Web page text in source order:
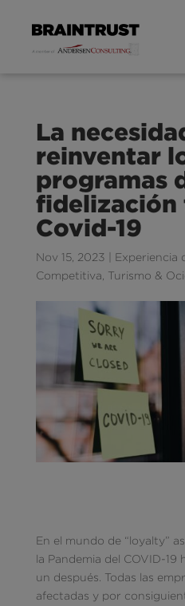
La
reinventar
programas
fidelización
Covid-19
Nov 15, 2023 Experiencia
Competitiva Turismo &
En el mundo de “loyalty”
la Pandemia del COVID-
un después. Todas las
afectadas y por